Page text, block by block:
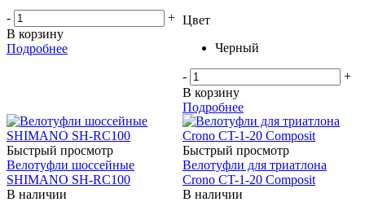
-
+
В корзину
Подробнее
Цвет
Черный
-
+
В корзину
Подробнее
Быстрый просмотр
Велотуфли шоссейные
SHIMANO SH-RC100
В наличии
Быстрый просмотр
Велотуфли для триатлона
Crono CT-1-20 Composit
В наличии